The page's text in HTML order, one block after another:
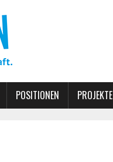
POSITIONEN PROJEKTE